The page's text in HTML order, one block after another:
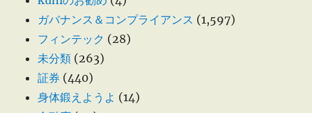
ガバナンス＆コンプライアンス (1,597)
フィンテック (28)
未分類 (263)
証券 (440)
身体鍛えようよ (14)